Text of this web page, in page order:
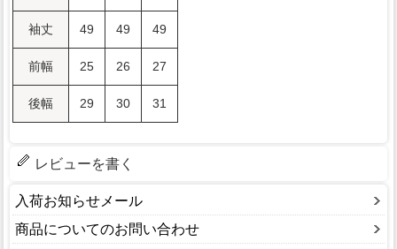
袖丈 49 49 49
前幅 25 26 27
後幅 29 30 31
レビューを書く
入荷お知らせメール
商品についてのお問い合わせ